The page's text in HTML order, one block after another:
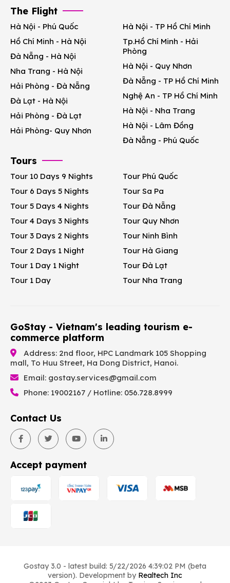
The Flight
Hà Nội - Phú Quốc
Hồ Chí Minh - Hà Nội
Đà Nẵng - Hà Nội
Nha Trang - Hà Nội
Hải Phòng - Đà Nẵng
Đà Lạt - Hà Nội
Hải Phòng - Đà Lạt
Hải Phòng- Quy Nhơn
Hà Nội - TP Hồ Chí Minh
Tp.Hồ Chí Minh - Hải
Phòng
Hà Nội - Quy Nhơn
Đà Nẵng - TP Hồ Chí Minh
Nghệ An - TP Hồ Chí Minh
Hà Nội - Nha Trang
Hà Nội - Lâm Đồng
Đà Nẵng - Phú Quốc
Tours
Tour 10 Days 9 Nights
Tour 6 Days 5 Nights
Tour 5 Days 4 Nights
Tour 4 Days 3 Nights
Tour 3 Days 2 Nights
Tour 2 Days 1 Night
Tour 1 Day 1 Night
Tour 1 Day
Tour Phú Quốc
Tour Sa Pa
Tour Đà Nẵng
Tour Quy Nhơn
Tour Ninh Bình
Tour Hà Giang
Tour Đà Lạt
Tour Nha Trang
GoStay - Vietnam's leading tourism e-
commerce platform
Address: 2nd floor, HPC Landmark 105 Shopping
mall, To Huu Street, Ha Dong District, Hanoi.
Email: gostay.services@gmail.com
Phone: 19002167 / Hotline: 056.728.8999
Contact Us
Accept payment
Gostay 3.0 - latest build: 5/22/2026 4:39:02 PM (beta
version). Development by Realtech Inc